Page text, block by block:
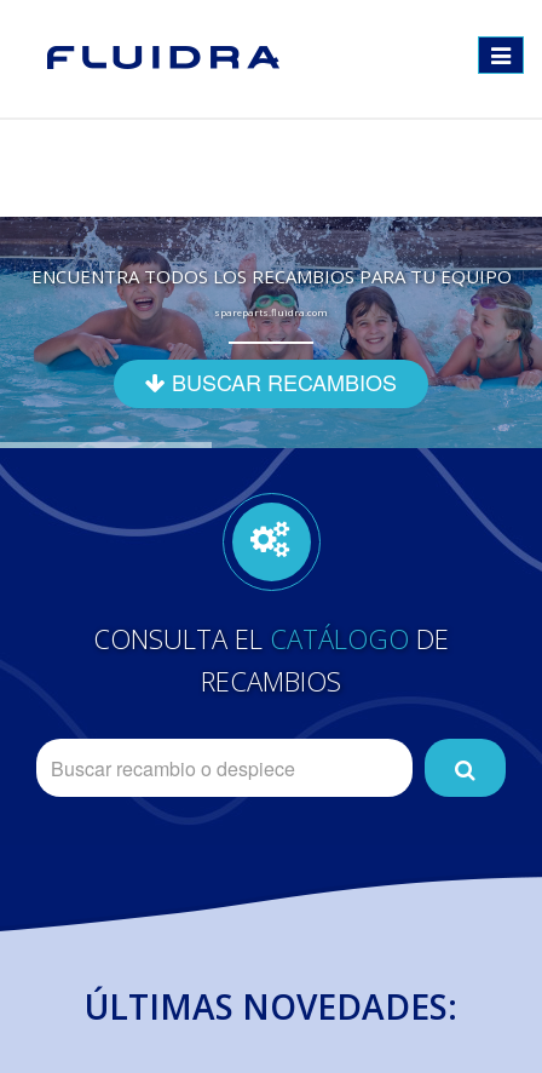
Toggle
ENCUENTRA TODOS LOS RECAMBIOS PARA TU EQUIPO
spareparts.fluidra.com
BUSCAR RECAMBIOS
CONSULTA EL CATÁLOGO DE
RECAMBIOS
ÚLTIMAS NOVEDADES: